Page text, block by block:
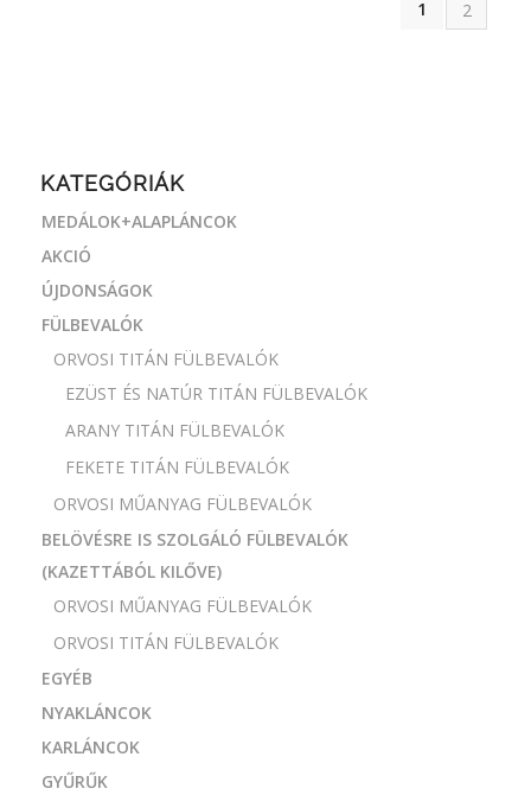
1 2
KATEGÓRIÁK
MEDÁLOK+ALAPLÁNCOK
AKCIÓ
ÚJDONSÁGOK
FÜLBEVALÓK
ORVOSI TITÁN FÜLBEVALÓK
EZÜST ÉS NATÚR TITÁN FÜLBEVALÓK
ARANY TITÁN FÜLBEVALÓK
FEKETE TITÁN FÜLBEVALÓK
ORVOSI MŰANYAG FÜLBEVALÓK
BELÖVÉSRE IS SZOLGÁLÓ FÜLBEVALÓK
(KAZETTÁBÓL KILŐVE)
ORVOSI MŰANYAG FÜLBEVALÓK
ORVOSI TITÁN FÜLBEVALÓK
EGYÉB
NYAKLÁNCOK
KARLÁNCOK
GYŰRŰK